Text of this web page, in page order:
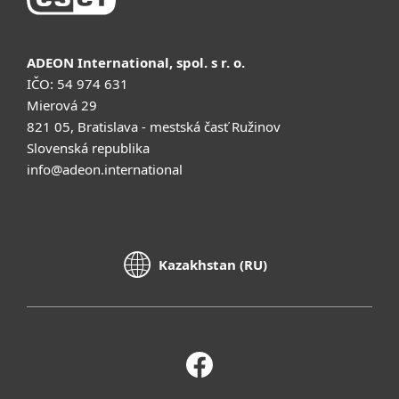
ADEON International, spol. s r. o.
IČO: 54 974 631
Mierová 29
821 05, Bratislava - mestská časť Ružinov
Slovenská republika
info@adeon.international
Kazakhstan (RU)